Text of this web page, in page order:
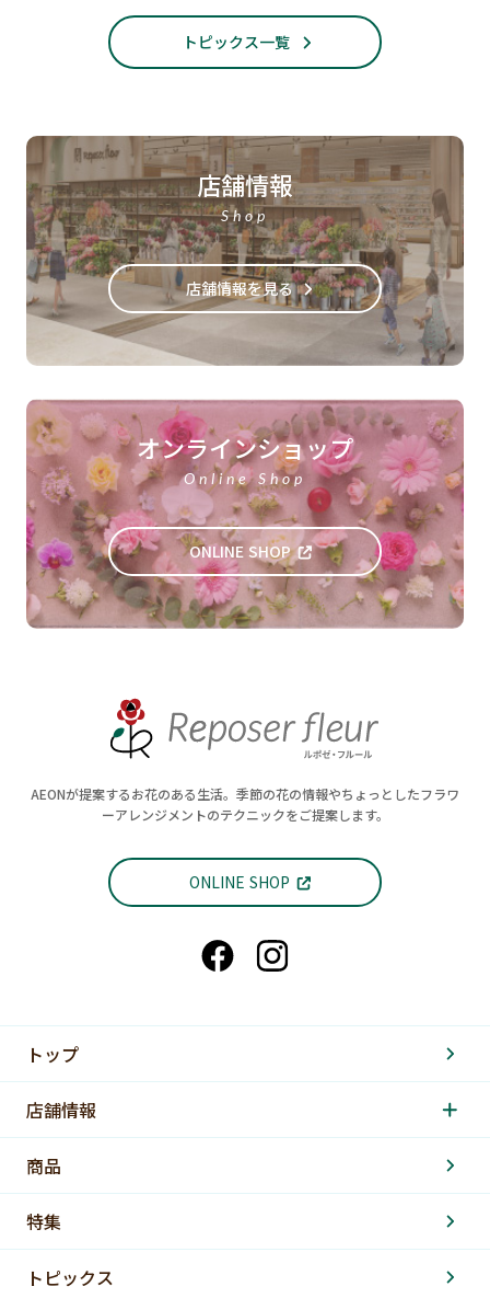
トピックス一覧
店舗情報
Shop
店舗情報を見る
オンラインショップ
Online Shop
ONLINE SHOP
AEONが提案するお花のある生活。季節の花の情報やちょっとしたフラワ
ーアレンジメントのテクニックをご提案します。
ONLINE SHOP
トップ
店舗情報
商品
特集
トピックス